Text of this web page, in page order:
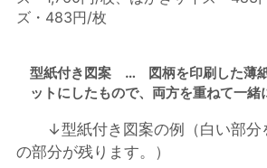
ズ・483円/枚
型紙付き図案 … 図柄を印刷した薄
ットにしたもので、両方を重ねて一緒
↓型紙付き図案の例（白い部分
の部分が残ります。）